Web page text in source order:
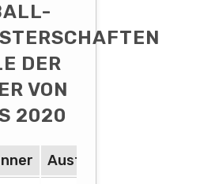
W
T
G
VON 2
Austragungsort